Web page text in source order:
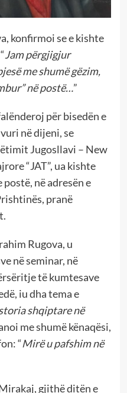
konfirmoi se e kishte
Jam përgjigjur
me shumë gëzim,
në postë…”
për bisedën e
në dijeni, se
Jugosllavi – New
“JAT”, ua kishte
në adresën e
pranë
Rugova, u
në seminar, në
të kumtesave
iu dha tema e
shqiptare në
me shumë kënaqësi,
“Mirë u pafshim në
gjithë ditën e